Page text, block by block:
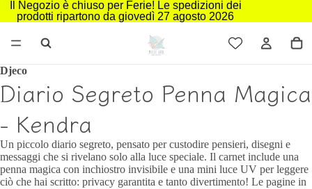
Il Negozio è chiuso per Ferie! Le spedizioni dei
prodotti ripartono da giovedì 27 agosto 2026
Djeco
Diario Segreto Penna Magica
- Kendra
Un piccolo diario segreto, pensato per custodire pensieri, disegni e
messaggi che si rivelano solo alla luce speciale. Il carnet include una
penna magica con inchiostro invisibile e una mini luce UV per leggere
ciò che hai scritto: privacy garantita e tanto divertimento! Le pagine in